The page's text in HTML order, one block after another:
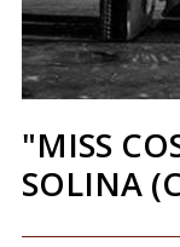
"MISS
SOLINA